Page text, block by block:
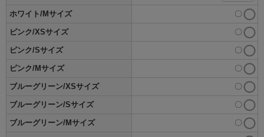
ホワイト/Mサイズ 〇
ピンク/XSサイズ 〇
ピンク/Sサイズ 〇
ピンク/Mサイズ 〇
ブルーグリーン/XSサイズ 〇
ブルーグリーン/Sサイズ 〇
ブルーグリーン/Mサイズ 〇